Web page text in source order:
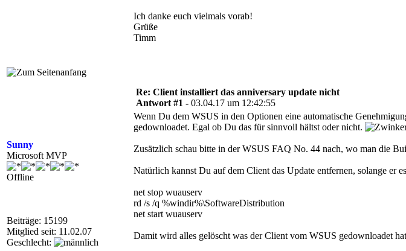
Ich danke euch vielmals vorab!
Grüße
Timm
Sunny
Microsoft MVP
Offline
Beiträge: 15199
Mitglied seit: 11.02.07
Geschlecht:
Re: Client installiert das anniversary update nicht
Antwort #1 - 03.04.17 um 12:42:55
Wenn Du dem WSUS in den Optionen eine automatische
gedownloadet. Egal ob Du das für sinnvoll hältst oder nicht.
Zusätzlich schau bitte in der WSUS FAQ No. 44 nach, wo man die
Natürlich kannst Du auf dem Client das Update entfernen, solange er
net stop wuauserv
rd /s /q %windir%\SoftwareDistribution
net start wuauserv
Damit wird alles gelöscht was der Client vom WSUS gedownloadet